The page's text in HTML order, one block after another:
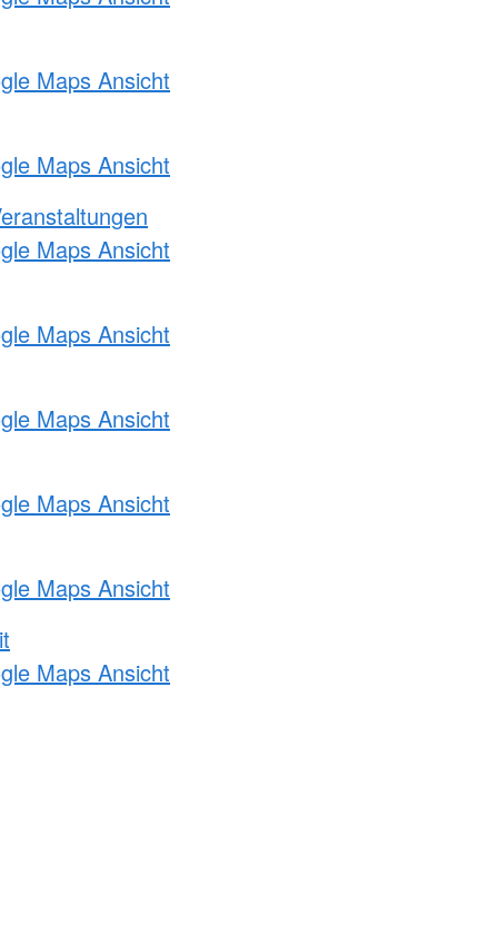
Maps Ansicht
Maps Ansicht
Maps Ansicht
Maps Ansicht
Maps Ansicht
Maps Ansicht
Maps Ansicht
Maps Ansicht